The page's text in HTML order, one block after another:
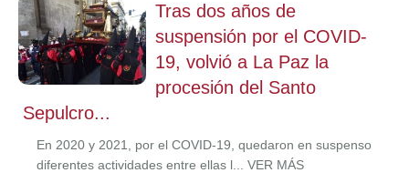
Tras dos años de
suspensión por el COVID-
19, volvió a La Paz la
procesión del Santo
Sepulcro...
En 2020 y 2021, por el COVID-19, quedaron en suspenso
diferentes actividades entre ellas l... VER MÁS